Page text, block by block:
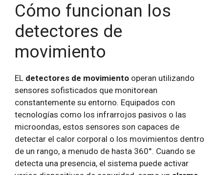
Cómo funcionan los
detectores de
movimiento
EL detectores de movimiento operan utilizando
sensores sofisticados que monitorean
constantemente su entorno. Equipados con
tecnologías como los infrarrojos pasivos o las
microondas, estos sensores son capaces de
detectar el calor corporal o los movimientos dentro
de un rango, a menudo de hasta 360°. Cuando se
detecta una presencia, el sistema puede activar